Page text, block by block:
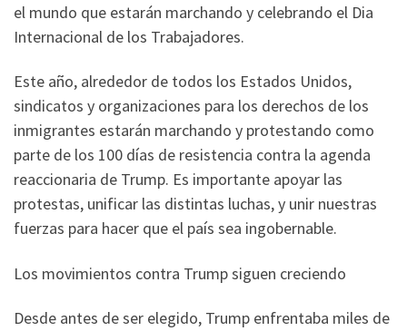
el mundo que estarán marchando y celebrando el Dia
Internacional de los Trabajadores.
Este año, alrededor de todos los Estados Unidos,
sindicatos y organizaciones para los derechos de los
inmigrantes estarán marchando y protestando como
parte de los 100 días de resistencia contra la agenda
reaccionaria de Trump. Es importante apoyar las
protestas, unificar las distintas luchas, y unir nuestras
fuerzas para hacer que el país sea ingobernable.
Los movimientos contra Trump siguen creciendo
Desde antes de ser elegido, Trump enfrentaba miles de